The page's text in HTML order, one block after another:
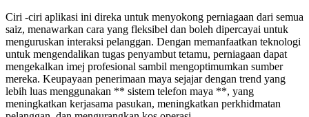
Ciri -ciri aplikasi ini direka untuk menyokong perniagaan dari semua
saiz, menawarkan cara yang fleksibel dan boleh dipercayai untuk
menguruskan interaksi pelanggan. Dengan memanfaatkan teknologi
untuk mengendalikan tugas penyambut tetamu, perniagaan dapat
mengekalkan imej profesional sambil mengoptimumkan sumber
mereka. Keupayaan penerimaan maya sejajar dengan trend yang
lebih luas menggunakan ** sistem telefon maya **, yang
meningkatkan kerjasama pasukan, meningkatkan perkhidmatan